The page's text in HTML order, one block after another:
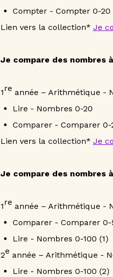
Compter - Compter 0-20
Lien vers la collection* Je
Je compare des nombres
1re année – Arithmétique -
Lire - Nombres 0-20
Comparer - Comparer 0-
Lien vers la collection* Je
Je compare des nombres
1re année – Arithmétique -
Comparer - Comparer 0-
Lire - Nombres 0-100 (1)
2e année – Arithmétique -
Lire - Nombres 0-100 (2)